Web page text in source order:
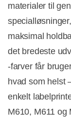
materialer til
maksimal
det bredeste
-farver får
hvad som helst
enkelt
M610, M611 og